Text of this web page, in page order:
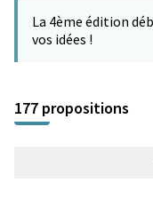
−
La 4ème édition
vos idées !
177 propositions